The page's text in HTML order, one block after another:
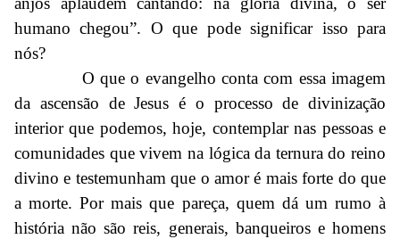
humano chegou”. O que pode significar isso para
nós?
O que o evangelho conta com essa imagem
da ascensão de Jesus é o processo de divinização
interior que podemos, hoje, contemplar nas pessoas e
comunidades que vivem na lógica da ternura do reino
divino e testemunham que o amor é mais forte do que
a morte. Por mais que pareça, quem dá um rumo à
história não são reis, generais, banqueiros e homens